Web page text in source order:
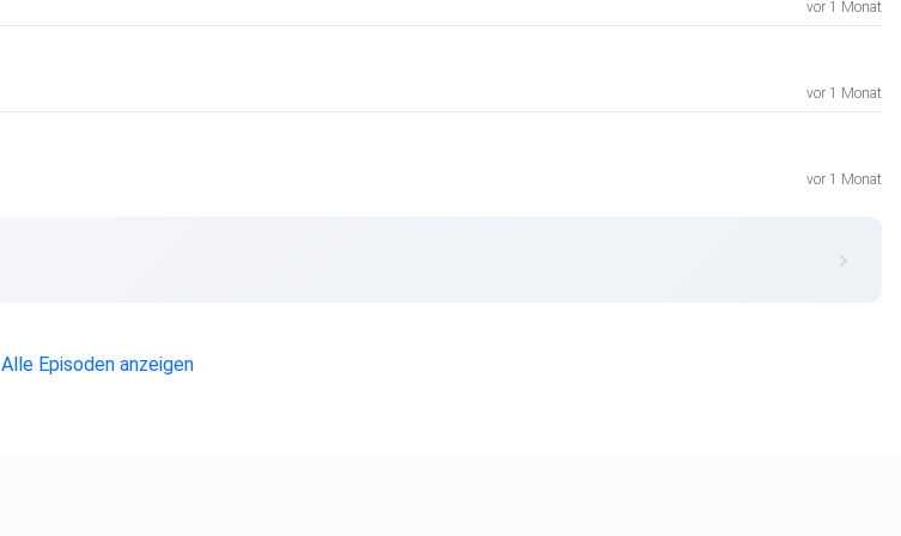
vor 1 Monat
vor 1 Monat
vor 1 Monat
Alle Episoden anzeigen